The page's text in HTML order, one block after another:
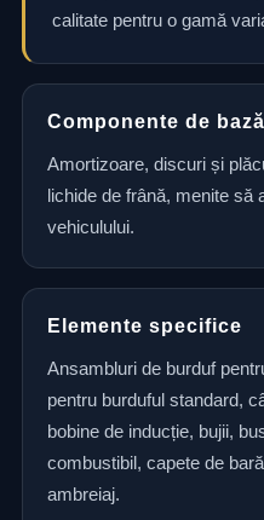
calitate pentru o gamă
Componente de bază
Amortizoare, discuri și
lichide de frână, menite să
vehiculului.
Elemente specifice
Ansambluri de burduf
pentru burduful standard,
bobine de inducție, bujii,
combustibil, capete de
ambreiaj.